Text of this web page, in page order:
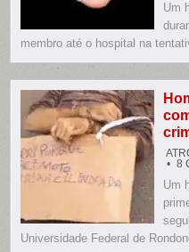
Um
membro até o hospital na
8
Um
Universidade Federal de